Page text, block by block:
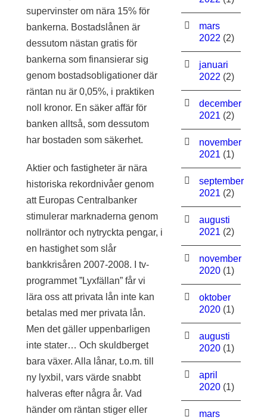
supervinster om nära 15% för
bankerna. Bostadslånen är
dessutom nästan gratis för
bankerna som finansierar sig
genom bostadsobligationer där
räntan nu är 0,05%, i praktiken
noll kronor. En säker affär för
banken alltså, som dessutom
har bostaden som säkerhet.
Aktier och fastigheter är nära
historiska rekordnivåer genom
att Europas Centralbanker
stimulerar marknaderna genom
nollräntor och nytryckta pengar, i
en hastighet som slår
bankkrisåren 2007-2008. I tv-
programmet ”Lyxfällan” får vi
lära oss att privata lån inte kan
betalas med mer privata lån.
Men det gäller uppenbarligen
inte stater… Och skuldberget
bara växer. Alla lånar, t.o.m. till
ny lyxbil, vars värde snabbt
halveras efter några år. Vad
händer om räntan stiger eller
mars
2022 (2)
januari
2022 (2)
december
2021 (2)
november
2021 (1)
september
2021 (2)
augusti
2021 (2)
november
2020 (1)
oktober
2020 (1)
augusti
2020 (1)
april
2020 (1)
mars